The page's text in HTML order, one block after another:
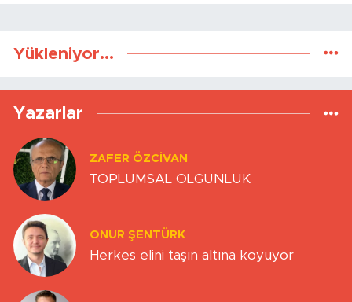
Yükleniyor...
Yazarlar
ZAFER ÖZCIVAN
TOPLUMSAL OLGUNLUK
ONUR ŞENTÜRK
Herkes elini taşın altına koyuyor